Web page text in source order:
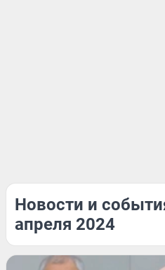
Новости и
апреля 2024